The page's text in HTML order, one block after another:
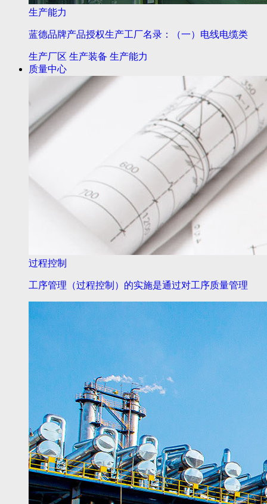
生产能力
蓝德品牌产品授权生产工厂名录：（一）电线电缆类
生产厂区 生产装备 生产能力
质量中心
过程控制
工序管理（过程控制）的实施是通过对工序质量管理